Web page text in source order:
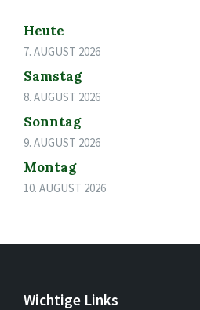
Heute
7. AUGUST 2026
Samstag
8. AUGUST 2026
Sonntag
9. AUGUST 2026
Montag
10. AUGUST 2026
Wichtige Links